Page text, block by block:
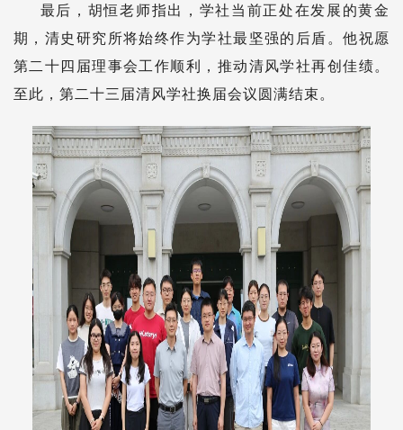
最后，胡恒老师指出，学社当前正处在发展的黄金
期，清史研究所将始终作为学社最坚强的后盾。他祝愿
第二十四届理事会工作顺利，推动清风学社再创佳绩。
至此，第二十三届清风学社换届会议圆满结束。